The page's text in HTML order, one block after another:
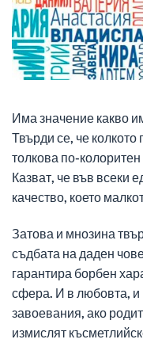
Има значение какво
Твърди се, че
толкова по-
Казват, че във всеки
качество, което
Затова и мнозина
съдбата на даден
гарантира борбен
сфера. И в любовта,
завоевания, ако
измислят